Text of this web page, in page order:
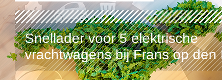
Snellader voor 5 elektrische
vrachtwagens bij Frans op den